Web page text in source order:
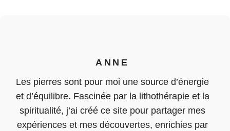
ANNE
Les pierres sont pour moi une source d’énergie
et d’équilibre. Fascinée par la lithothérapie et la
spiritualité, j’ai créé ce site pour partager mes
expériences et mes découvertes, enrichies par